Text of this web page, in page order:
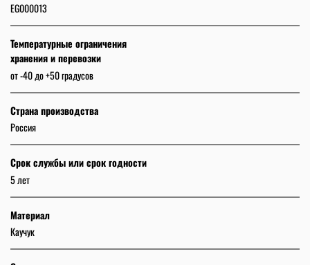
EG000013
Температурные ограничения
хранения и перевозки
от -40 до +50 градусов
Страна производства
Россия
Срок службы или срок годности
5 лет
Материал
Каучук